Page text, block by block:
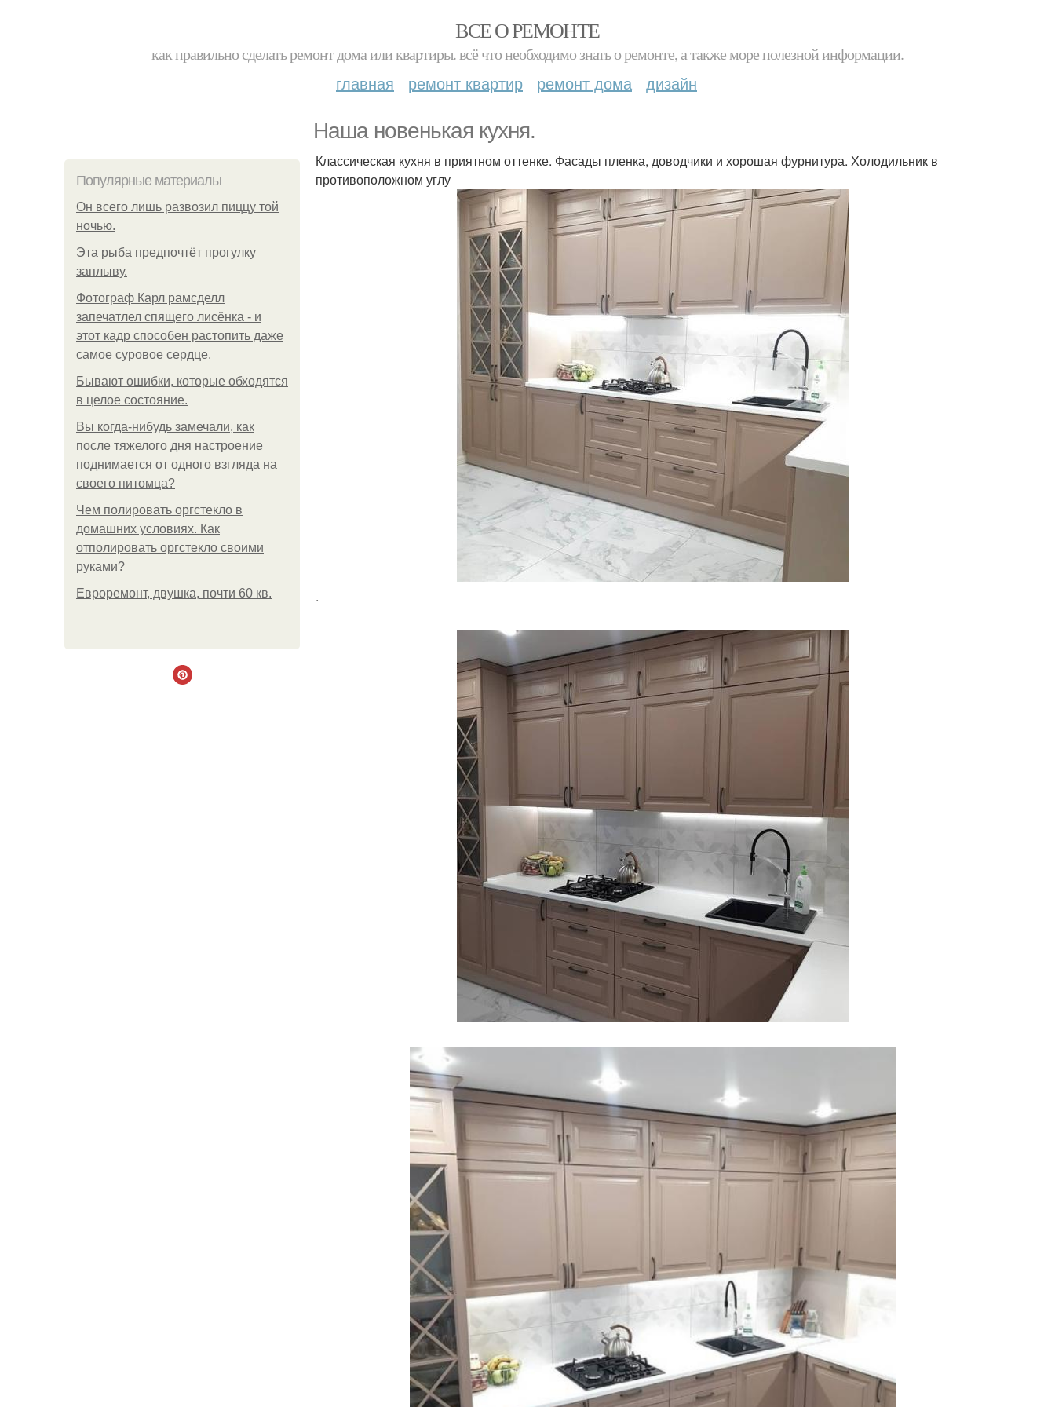
ВСЕ О РЕМОНТЕ
как правильно сделать ремонт дома или квартиры. всё что необходимо знать о ремонте, а также море полезной информации.
главная ремонт квартир ремонт дома дизайн
Наша новенькая кухня.
Популярные материалы
Он всего лишь развозил пиццу той
ночью.
Эта рыба предпочтёт прогулку
заплыву.
Фотограф Карл рамсделл
запечатлел спящего лисёнка - и
этот кадр способен растопить даже
самое суровое сердце.
Бывают ошибки, которые обходятся
в целое состояние.
Вы когда-нибудь замечали, как
после тяжелого дня настроение
поднимается от одного взгляда на
своего питомца?
Чем полировать оргстекло в
домашних условиях. Как
отполировать оргстекло своими
руками?
Евроремонт, двушка, почти 60 кв.
Классическая кухня в приятном оттенке. Фасады пленка, доводчики и хорошая фурнитура. Холодильник в
противоположном углу
.